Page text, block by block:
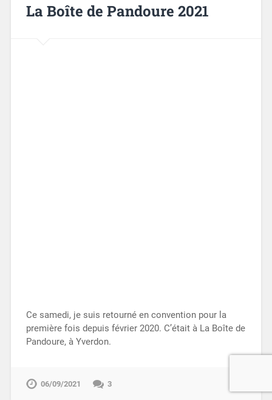
La Boîte de Pandoure 2021
Ce samedi, je suis retourné en convention pour la
première fois depuis février 2020. C’était à La Boîte de
Pandoure, à Yverdon.
06/09/2021 3